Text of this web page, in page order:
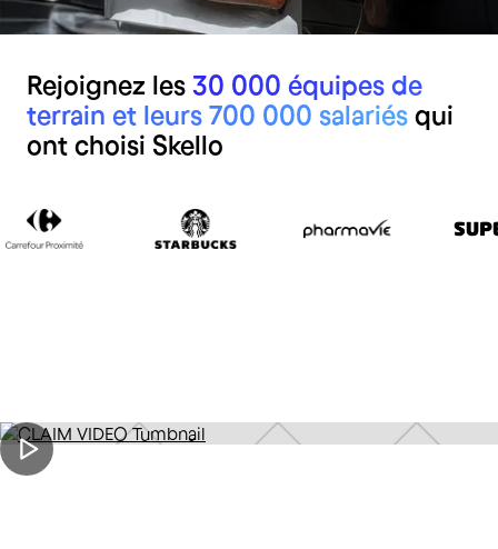
Rejoignez les 30 000 équipes de
terrain et leurs 700 000 salariés qui
ont choisi Skello